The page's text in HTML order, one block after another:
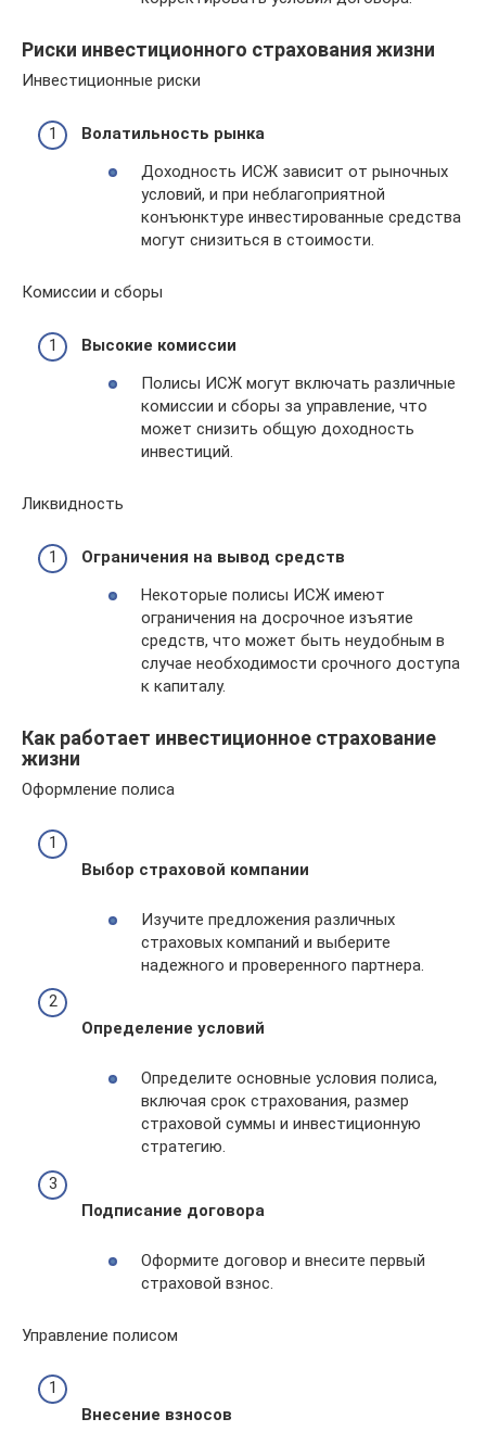
Риски инвестиционного страхования жизни
Инвестиционные риски
Волатильность рынка
Доходность ИСЖ зависит от рыночных
условий, и при неблагоприятной
конъюнктуре инвестированные средства
могут снизиться в стоимости.
Комиссии и сборы
Высокие комиссии
Полисы ИСЖ могут включать различные
комиссии и сборы за управление, что
может снизить общую доходность
инвестиций.
Ликвидность
Ограничения на вывод средств
Некоторые полисы ИСЖ имеют
ограничения на досрочное изъятие
средств, что может быть неудобным в
случае необходимости срочного доступа
к капиталу.
Как работает инвестиционное страхование
жизни
Оформление полиса
Выбор страховой компании
Изучите предложения различных
страховых компаний и выберите
надежного и проверенного партнера.
Определение условий
Определите основные условия полиса,
включая срок страхования, размер
страховой суммы и инвестиционную
стратегию.
Подписание договора
Оформите договор и внесите первый
страховой взнос.
Управление полисом
Внесение взносов